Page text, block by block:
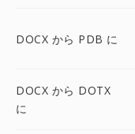
DOCX から PDB に
DOCX から DOTX
に